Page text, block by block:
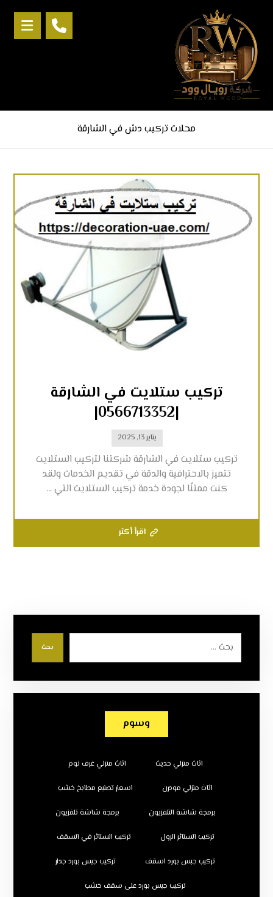
محلات تركيب دش في الشارقة
تركيب ستلايت في الشارقة
|0566713352|
يناير 13, 2025
تركيب ستلايت في الشارقة شركتنا لتركيب الستلايت
تتميز بالاحترافية والدقة في تقديم الخدمات ولقد
كنت ممتنًا لجودة خدمة تركيب الستلايت التي ...
اقرأ أكثر
بحث
وسوم
اثاث منزلي حديث اثاث منزلي غرف نوم
اثاث منزلي مودرن اسعار تصنيع مطابخ خشب
برمجة شاشة التلفزيون برمجة شاشة تلفزيون
تركيب الستائر الرول تركيب الستائر في السقف
تركيب جبس بورد اسقف تركيب جبس بورد جدار
تركيب جبس بورد على سقف خشب